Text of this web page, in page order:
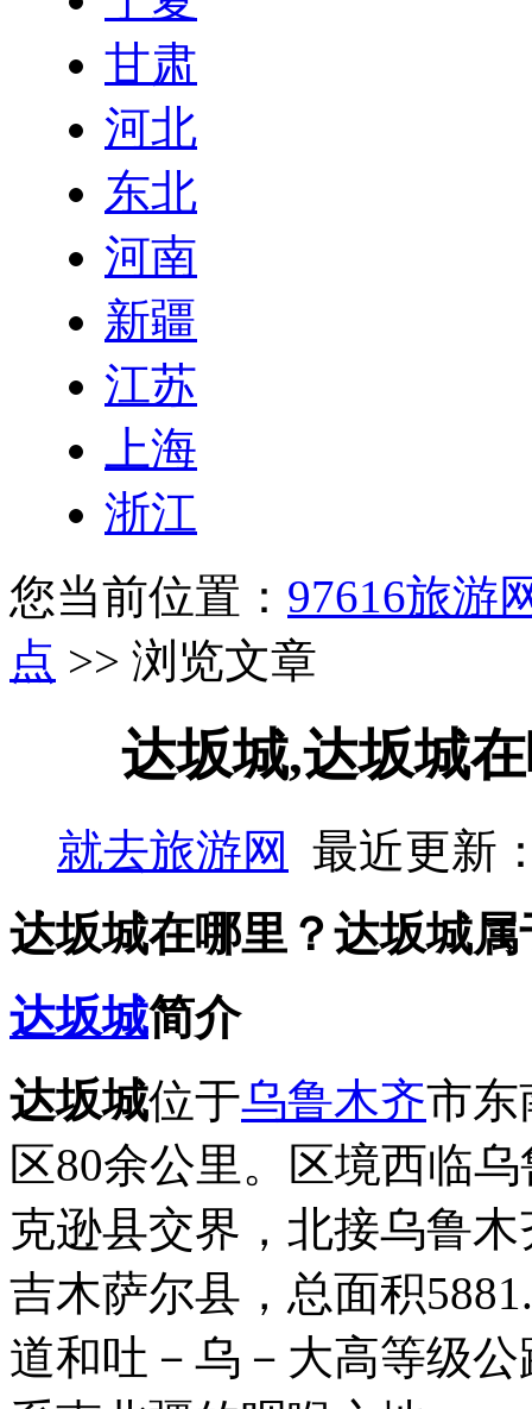
甘肃
河北
东北
河南
新疆
江苏
上海
浙江
您当前位置： 97616旅游
点 >> 浏览文章
达坂城,达坂城
就去旅游网
最近更新
达坂城在哪里？达坂城
达坂城简介
达坂城位于乌鲁木齐市东
区80余公里。区境西临
克逊县交界，北接乌鲁
吉木萨尔县，总面积
道和吐－乌－大高等级